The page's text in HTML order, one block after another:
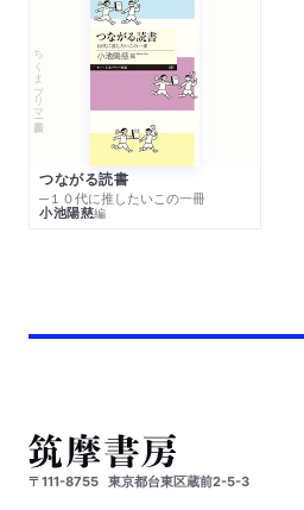
ちくまプリマー新書
つながる読書
─１０代に推したいこの一冊
小池陽慈編
〒111-8755 東京都台東区蔵前2-5-3